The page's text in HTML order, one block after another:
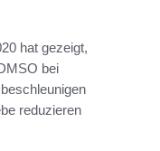
hat gezeigt,
bei
reduzieren